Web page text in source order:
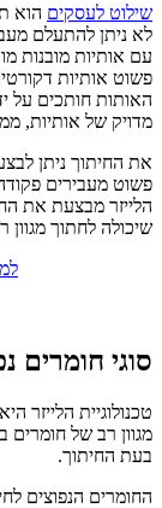
שילוט לעסקים הוא
לא ניתן להתעלם
עם אותיות מובנות
פשוט אותיות
האותות חותכים על
מדויק של אותיות,
את החיתוך ניתן
פשוט מעבירים
הלייזר מבצעת את
שיכולה לחתוך
סוגי חומרים
טכנולוגיית
מגוון רב של חומרים
בעת החיתוך.
החומרים הנפוצים